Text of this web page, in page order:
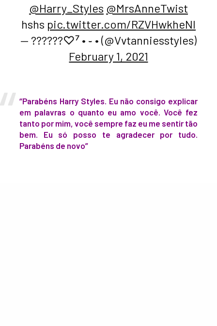
@Harry_Styles @MrsAnneTwist
hshs pic.twitter.com/RZVHwkheNI
— ??????♡⁷ • ֊ • (@Vvtanniesstyles)
February 1, 2021
“Parabéns Harry Styles. Eu não consigo explicar
em palavras o quanto eu amo você. Você fez
tanto por mim, você sempre faz eu me sentir tão
bem. Eu só posso te agradecer por tudo.
Parabéns de novo”